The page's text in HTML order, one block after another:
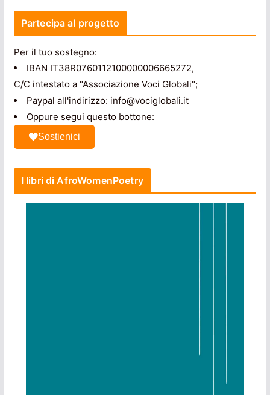
Partecipa al progetto
Per il tuo sostegno:
IBAN IT38R0760112100000006665272,
C/C intestato a "Associazione Voci Globali";
Paypal all'indirizzo: info@vociglobali.it
Oppure segui questo bottone:
Sostienici
I libri di AfroWomenPoetry